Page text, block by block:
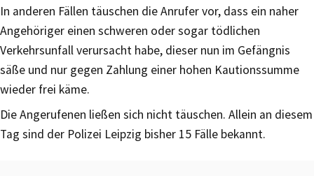
In anderen Fällen täuschen die Anrufer vor, dass ein naher
Angehöriger einen schweren oder sogar tödlichen
Verkehrsunfall verursacht habe, dieser nun im Gefängnis
säße und nur gegen Zahlung einer hohen Kautionssumme
wieder frei käme.
Die Angerufenen ließen sich nicht täuschen. Allein an diesem
Tag sind der Polizei Leipzig bisher 15 Fälle bekannt.